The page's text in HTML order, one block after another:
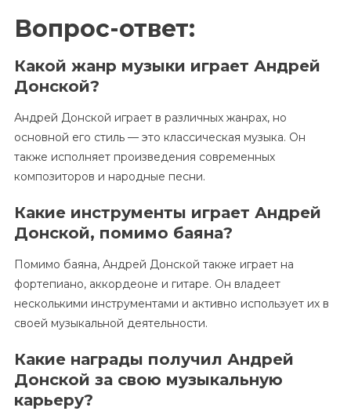
Вопрос-ответ:
Какой жанр музыки играет Андрей
Донской?
Андрей Донской играет в различных жанрах, но
основной его стиль — это классическая музыка. Он
также исполняет произведения современных
композиторов и народные песни.
Какие инструменты играет Андрей
Донской, помимо баяна?
Помимо баяна, Андрей Донской также играет на
фортепиано, аккордеоне и гитаре. Он владеет
несколькими инструментами и активно использует их в
своей музыкальной деятельности.
Какие награды получил Андрей
Донской за свою музыкальную
карьеру?